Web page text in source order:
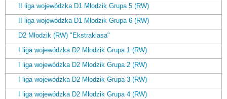
II liga wojewódzka D1 Młodzik Grupa 5 (RW)
II liga wojewódzka D1 Młodzik Grupa 6 (RW)
D2 Młodzik (RW) "Ekstraklasa"
I liga wojewódzka D2 Młodzik Grupa 1 (RW)
I liga wojewódzka D2 Młodzik Grupa 2 (RW)
I liga wojewódzka D2 Młodzik Grupa 3 (RW)
I liga wojewódzka D2 Młodzik Grupa 4 (RW)